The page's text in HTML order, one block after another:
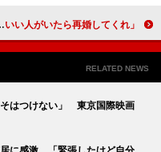
加藤茶が“理想の最期”を語る 妻に「いい人がいたら再婚してくれ」
RELATED NEWS
はつけない」 東京国際映画